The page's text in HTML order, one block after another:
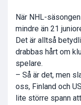
När NHL-
mindre än 21
Det är alltså
drabbas hårt om
spelare.
– Så är det, men
oss, Finland och
lite större spann